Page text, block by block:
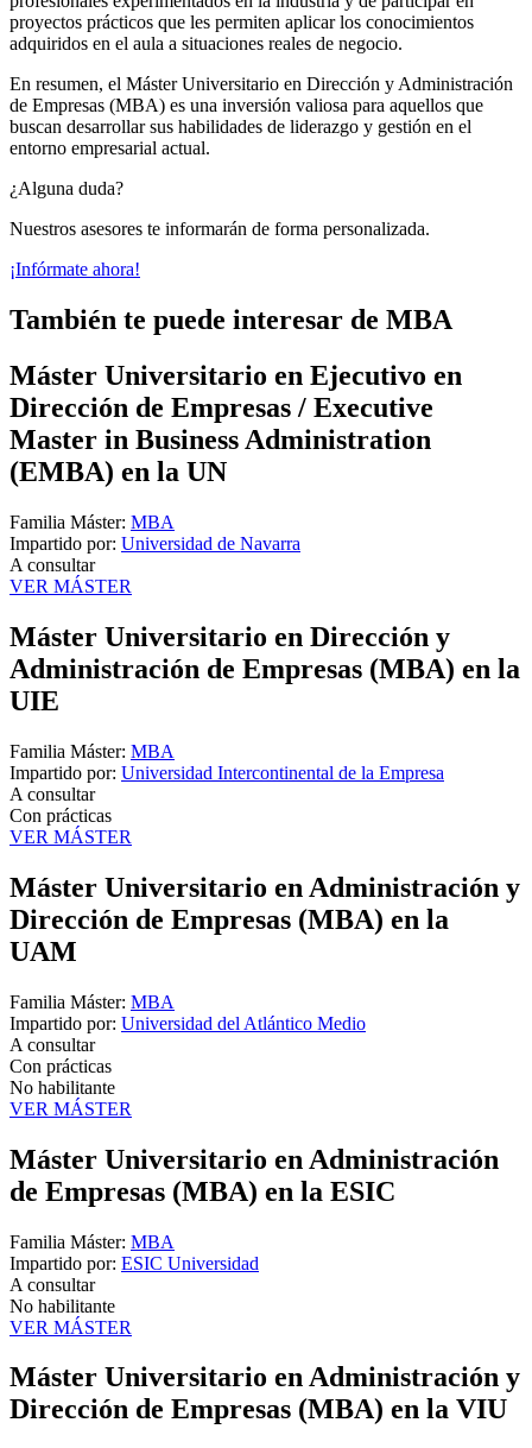
proyectos prácticos que les permiten aplicar los conocimientos
adquiridos en el aula a situaciones reales de negocio.
En resumen, el Máster Universitario en Dirección y Administración
de Empresas (MBA) es una inversión valiosa para aquellos que
buscan desarrollar sus habilidades de liderazgo y gestión en el
entorno empresarial actual.
¿Alguna duda?
Nuestros asesores te informarán de forma personalizada.
¡Infórmate ahora!
También te puede interesar de MBA
Máster Universitario en Ejecutivo en
Dirección de Empresas / Executive
Master in Business Administration
(EMBA) en la UN
Familia Máster: MBA
Impartido por: Universidad de Navarra
A consultar
VER MÁSTER
Máster Universitario en Dirección y
Administración de Empresas (MBA) en la
UIE
Familia Máster: MBA
Impartido por: Universidad Intercontinental de la Empresa
A consultar
Con prácticas
VER MÁSTER
Máster Universitario en Administración y
Dirección de Empresas (MBA) en la
UAM
Familia Máster: MBA
Impartido por: Universidad del Atlántico Medio
A consultar
Con prácticas
No habilitante
VER MÁSTER
Máster Universitario en Administración
de Empresas (MBA) en la ESIC
Familia Máster: MBA
Impartido por: ESIC Universidad
A consultar
No habilitante
VER MÁSTER
Máster Universitario en Administración y
Dirección de Empresas (MBA) en la VIU